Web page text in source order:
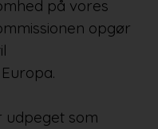
på vores
opgør
udpeget som